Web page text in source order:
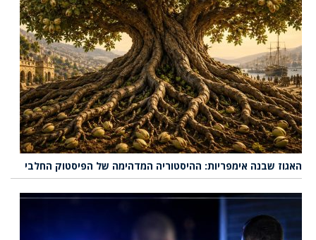
האגוז שבנה אימפריות: ההיסטוריה המדהימה של הפיסטוק החלבי